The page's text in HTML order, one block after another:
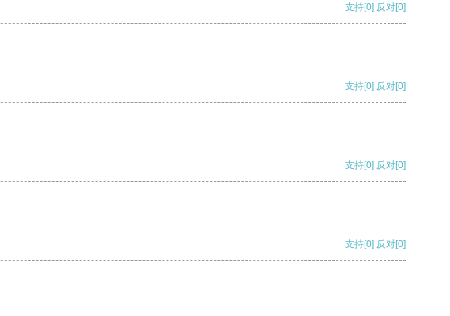
支持[0] 反对[0]
支持[0] 反对[0]
支持[0] 反对[0]
支持[0] 反对[0]